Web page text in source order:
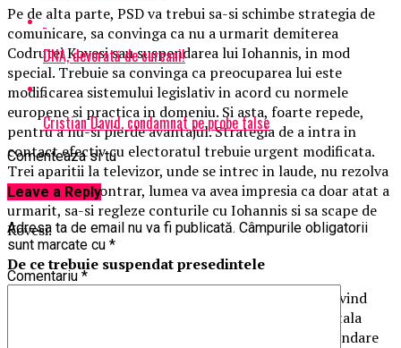
Pe de alta parte, PSD va trebui sa-si schimbe strategia de
comunicare, sa convinga ca nu a urmarit demiterea
Codrutei Kovesi sau suspendarea lui Iohannis, in mod
special. Trebuie sa convinga ca preocuparea lui este
modificarea sistemului legislativ in acord cu normele
europene si practica in domeniu. Si asta, foarte repede,
pentru a nu-si pierde avantajul. Strategia de a intra in
contact efectiv cu electoratul trebuie urgent modificata.
Trei aparitii la televizor, unde se intrec in laude, nu rezolva
nimic. In caz contrar, lumea va avea impresia ca doar atat a
urmarit, sa-si regleze conturile cu Iohannis si sa scape de
Kovesi.
De ce trebuie suspendat presedintele
Din punctul meu de vedere, incetarea actiunilor privind
suspendarea lui Klaus Iohannis ar fi o greseala capitala
pentru PSD. Presedintele era candidat cert la suspendare
DNA, devorată de curcani!
Cristian David, condamnat pe probe false
Comenteaza si tu
Leave a Reply
Adresa ta de email nu va fi publicată. Câmpurile obligatorii
sunt marcate cu *
Comentariu *